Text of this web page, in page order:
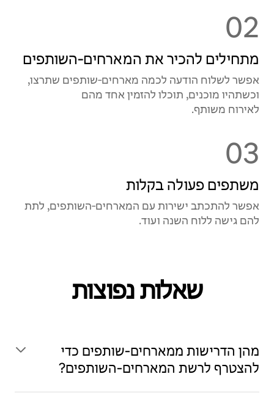
02
מתחילים להכיר את המארחים‑השותפים
אפשר לשלוח הודעה לכמה מארחים‑שותפים שתרצו,
וכשתהיו מוכנים, תוכלו להזמין אחד מהם
לאירוח משותף.
03
משתפים פעולה בקלות
אפשר להתכתב ישירות עם המארחים‑השותפים, לתת
להם גישה ללוח השנה ועוד.
שאלות נפוצות
מהן הדרישות ממארחים‑שותפים כדי
להצטרף לרשת המארחים‑השותפים?